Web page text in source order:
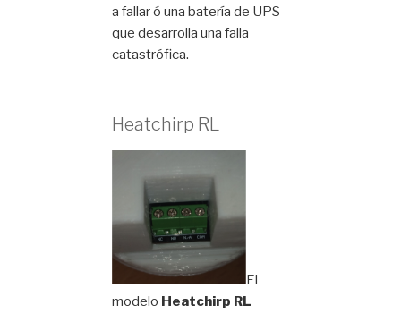
a fallar ó una batería de UPS
que desarrolla una falla
catastrófica.
Heatchirp RL
El
modelo Heatchirp RL